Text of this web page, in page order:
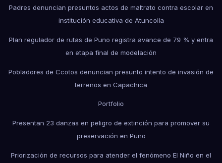
Padres denuncian presuntos actos de maltrato contra escolar en
institución educativa de Atuncolla
Plan regulador de rutas de Puno registra avance de 79 % y entra
en etapa final de modelación
Pobladores de Ccotos denuncian presunto intento de invasión de
terrenos en Capachica
Portfolio
Presentan 23 danzas en peligro de extinción para promover su
preservación en Puno
Priorización de recursos para atender el fenómeno El Niño en el